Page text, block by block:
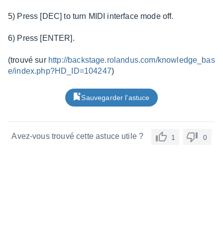
5) Press [DEC] to turn MIDI interface mode off.
6) Press [ENTER].
(trouvé sur http://backstage.rolandus.com/knowledge_bas
e/index.php?HD_ID=104247)
Sauvegarder l’astuce
Avez-vous trouvé cette astuce utile ? 1 0